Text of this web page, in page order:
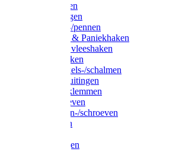
Sleutelringen
Gelaste ringen
Borgveren-/pennen
Musketons & Paniekhaken
S-haken & vleeshaken
Karabijnhaken
Noodschakels-/schalmen
Harp-/D-sluitingen
Staaldraadklemmen
Spanschroeven
Ringmoeren-/schroeven
Puntkousen
Aanlegringen